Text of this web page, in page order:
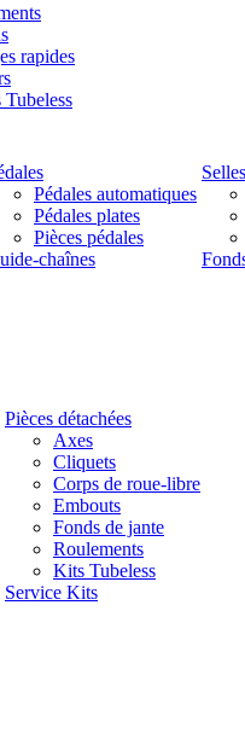
rapides
Tubeless
Pédales automatiques
Pédales plates
Pièces pédales
chaînes
Pièces détachées
Axes
Cliquets
Corps de roue-libre
Embouts
Fonds de jante
Roulements
Kits Tubeless
Service Kits